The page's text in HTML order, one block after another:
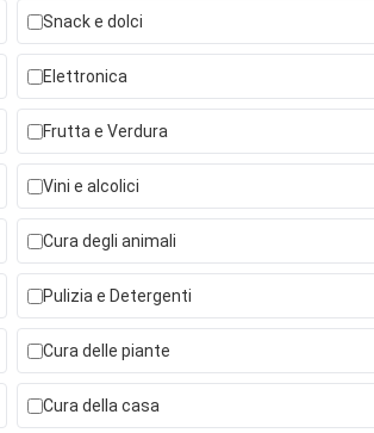
Snack e dolci
Elettronica
Frutta e Verdura
Vini e alcolici
Cura degli animali
Pulizia e Detergenti
Cura delle piante
Cura della casa